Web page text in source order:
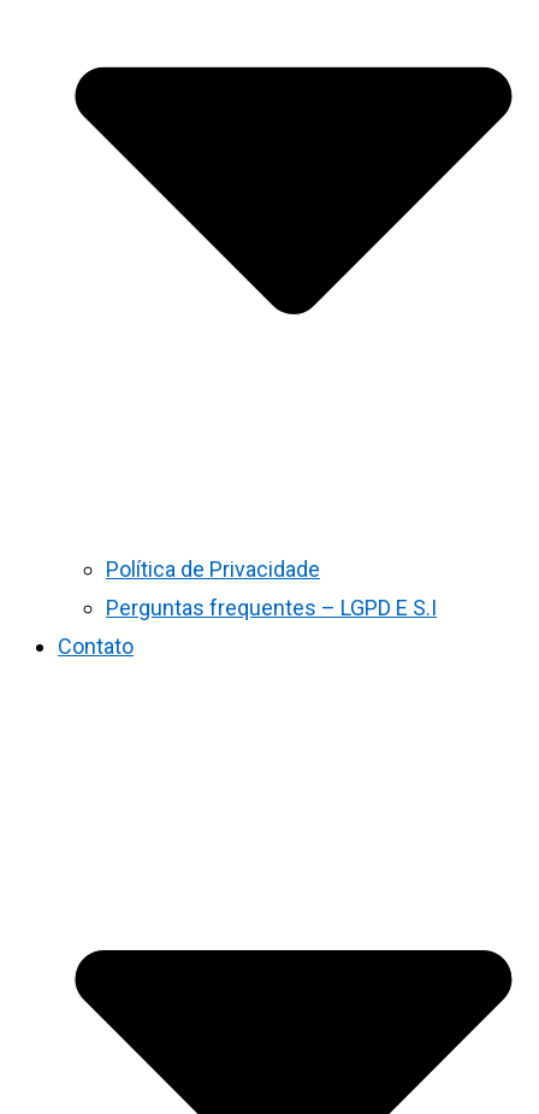
Política de Privacidade
Perguntas frequentes – LGPD E S.I
Contato